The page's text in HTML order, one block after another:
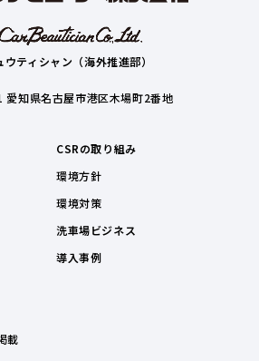
ウティシャン（海外推進部）
愛知県名古屋市港区木場町2番地
載
CSRの取り組み
環境方針
環境対策
洗車場ビジネス
導入事例